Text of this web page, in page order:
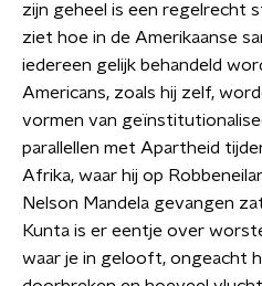
zijn geheel is een regelrecht
ziet hoe in de Amerikaanse
iedereen gelijk behandeld
Americans, zoals hij zelf,
vormen van
parallellen met Apartheid
Afrika, waar hij op
Nelson Mandela gevangen
Kunta is er eentje over
waar je in gelooft, ongeacht